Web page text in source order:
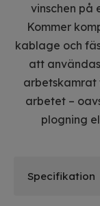
vinschen på
Kommer
kablage och
att
arbetskamrat
arbetet –
plogning
Specifikation